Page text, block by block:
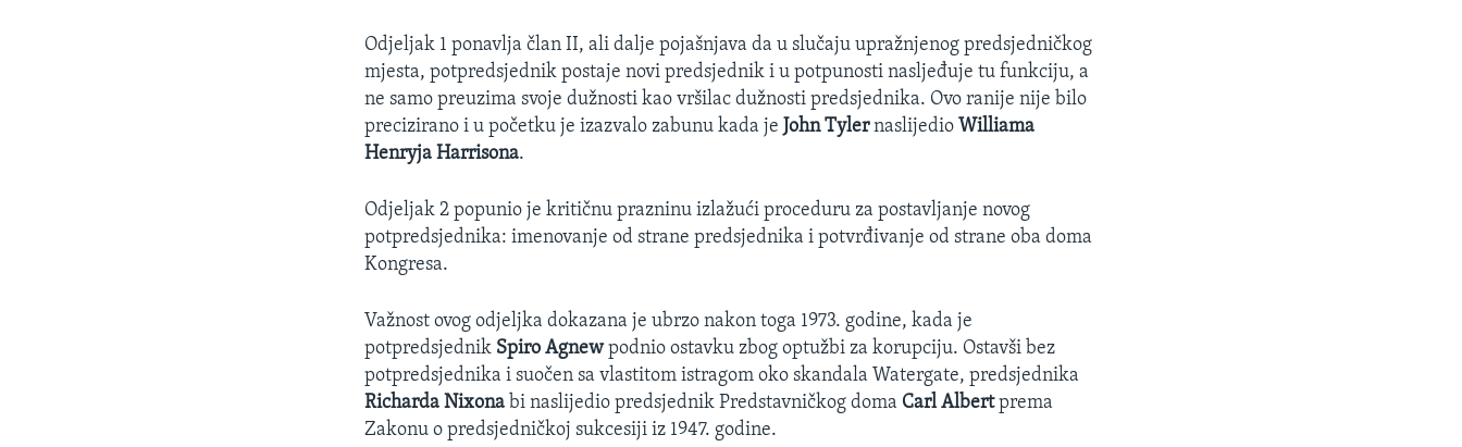
Odjeljak 1 ponavlja član II, ali dalje pojašnjava da u slučaju upražnjenog predsjedničkog
mjesta, potpredsjednik postaje novi predsjednik i u potpunosti nasljeđuje tu funkciju, a
ne samo preuzima svoje dužnosti kao vršilac dužnosti predsjednika. Ovo ranije nije bilo
precizirano i u početku je izazvalo zabunu kada je John Tylernaslijedio Williama
Henryja Harrisona.
Odjeljak 2 popunio je kritičnu prazninu izlažući proceduru za postavljanje novog
potpredsjednika: imenovanje od strane predsjednika i potvrđivanje od strane oba doma
Kongresa.
Važnost ovog odjeljka dokazana je ubrzo nakon toga 1973. godine, kada je
potpredsjednik Spiro Agnewpodnio ostavku zbog optužbi za korupciju. Ostavši bez
potpredsjednika i suočen sa vlastitom istragom oko skandala Watergate, predsjednika
Richarda Nixona bi naslijedio predsjednik Predstavničkog doma Carl Albertprema
Zakonu o predsjedničkoj sukcesiji iz 1947. godine.